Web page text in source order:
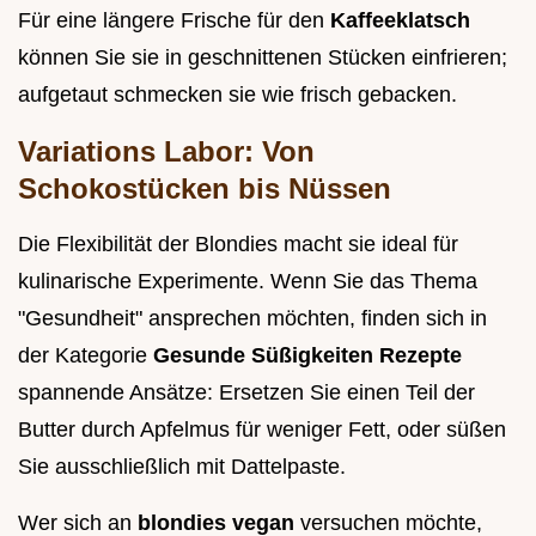
Für eine längere Frische für den Kaffeeklatsch
können Sie sie in geschnittenen Stücken einfrieren;
aufgetaut schmecken sie wie frisch gebacken.
Variations Labor: Von
Schokostücken bis Nüssen
Die Flexibilität der Blondies macht sie ideal für
kulinarische Experimente. Wenn Sie das Thema
"Gesundheit" ansprechen möchten, finden sich in
der Kategorie Gesunde Süßigkeiten Rezepte
spannende Ansätze: Ersetzen Sie einen Teil der
Butter durch Apfelmus für weniger Fett, oder süßen
Sie ausschließlich mit Dattelpaste.
Wer sich an blondies vegan versuchen möchte,